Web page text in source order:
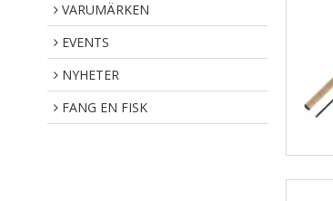
VARUMÄRKEN
EVENTS
NYHETER
FANG EN FISK